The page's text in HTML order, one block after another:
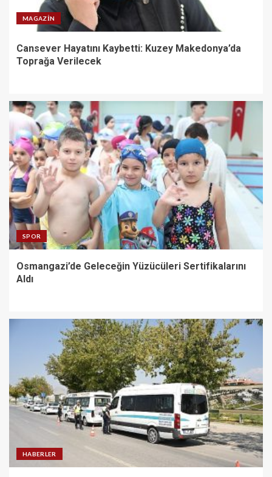
MAGAZIN
Cansever Hayatını Kaybetti: Kuzey Makedonya’da
Toprağa Verilecek
SPOR
Osmangazi’de Geleceğin Yüzücüleri Sertifikalarını
Aldı
HABERLER